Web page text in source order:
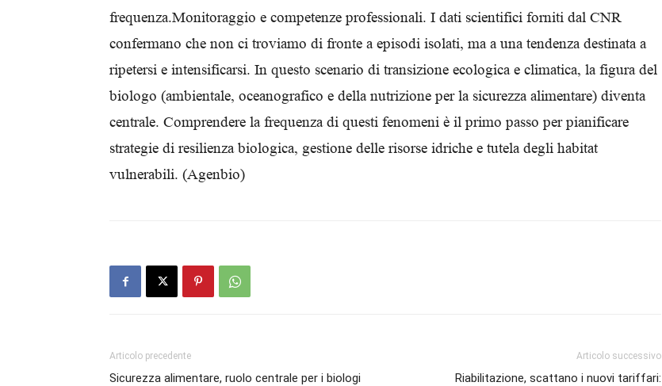
frequenza.Monitoraggio e competenze professionali. I dati scientifici forniti dal CNR
confermano che non ci troviamo di fronte a episodi isolati, ma a una tendenza destinata a
ripetersi e intensificarsi. In questo scenario di transizione ecologica e climatica, la figura del
biologo (ambientale, oceanografico e della nutrizione per la sicurezza alimentare) diventa
centrale. Comprendere la frequenza di questi fenomeni è il primo passo per pianificare
strategie di resilienza biologica, gestione delle risorse idriche e tutela degli habitat
vulnerabili. (Agenbio)
Articolo precedente
Sicurezza alimentare, ruolo centrale per i biologi
Articolo successivo
Riabilitazione, scattano i nuovi tariffari: